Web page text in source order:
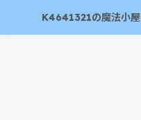
K4641321の魔法小屋